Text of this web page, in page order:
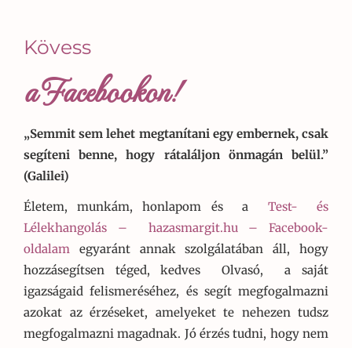
Kövess
a Facebookon!
„Semmit sem lehet megtanítani egy embernek, csak
segíteni benne, hogy rátaláljon önmagán belül.”
(Galilei)
Életem, munkám, honlapom és a Test- és
Lélekhangolás –
hazasmargit.hu – Facebook-
oldalam egyaránt annak szolgálatában áll, hogy
hozzásegítsen téged, kedves Olvasó, a saját
igazságaid felismeréséhez, és segít megfogalmazni
azokat az érzéseket, amelyeket te nehezen tudsz
megfogalmazni magadnak. Jó érzés tudni, hogy nem